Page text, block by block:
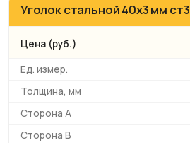
Уголок стальной 40х3 мм ст3